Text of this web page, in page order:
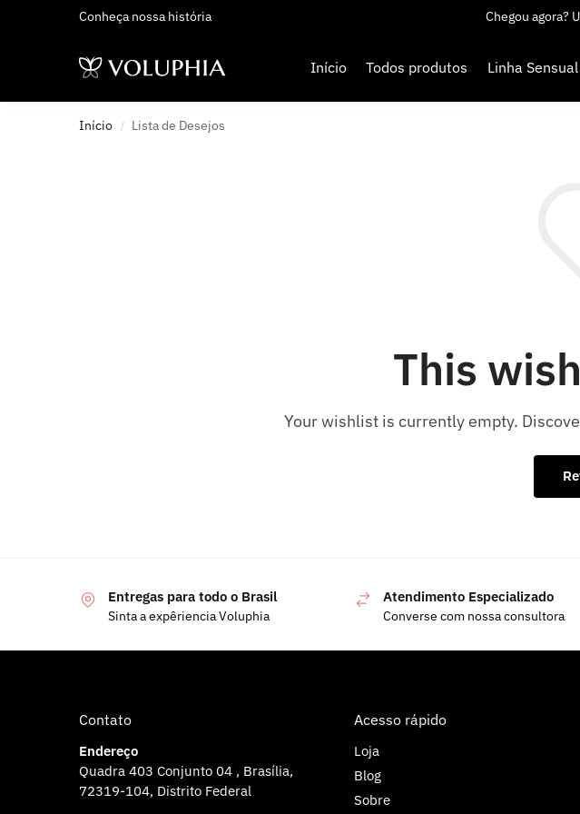
Conheça nossa história Chegou agora?
Início Todos produtos Linha Sensual
Adicionados Recentemente
Início / Lista de Desejos
This
Your wishlist is currently empty.
Entregas para todo o Brasil
Sinta a expêriencia Voluphia
Atendimento Especializado
Converse com nossa consultora
Contato
Endereço
Quadra 403 Conjunto 04 , Brasília,
72319-104, Distrito Federal
Acesso rápido
Loja
Blog
Sobre